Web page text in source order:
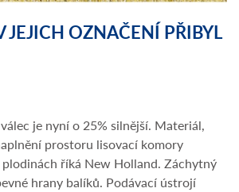
OZNAČENÍ PŘIBYL
je nyní o 25% silnější. Materiál,
prostoru lisovací komory
říká New Holland. Záchytný
hrany balíků. Podávací ústrojí